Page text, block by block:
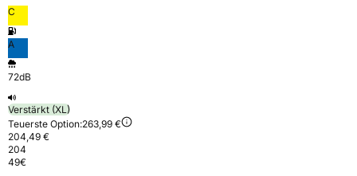
C
A
72dB
Verstärkt (XL)
Teuerste Option:263,99 €
204,49 €
204
49€